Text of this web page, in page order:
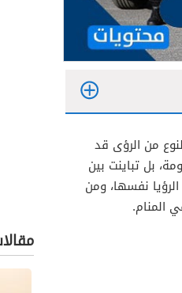
من الرؤى قد
بل تباينت بين
نفسها، ومن
المنام.